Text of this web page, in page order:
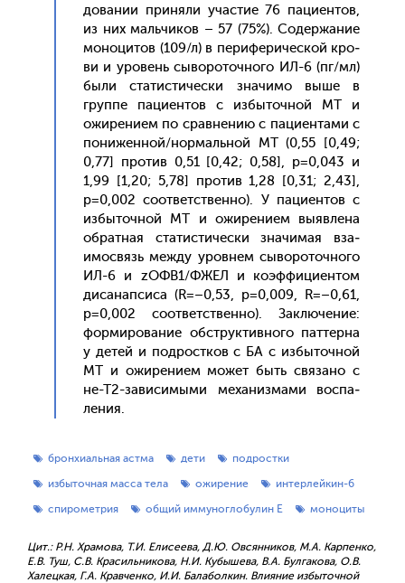
дова­нии при­няли учас­тие 76 па­ци­ен­тов,
из них маль­чи­ков – 57 (75%). Со­дер­жа­ние
мо­ноци­тов (109/л) в пе­рифе­ричес­кой кро­
ви и уро­вень сы­воро­точ­но­го ИЛ-6 (пг/мл)
бы­ли ста­тис­ти­чес­ки зна­чимо вы­ше в
груп­пе па­ци­ен­тов с из­бы­точ­ной МТ и
ожи­рени­ем по срав­не­нию с па­ци­ен­та­ми с
по­нижен­ной/нор­маль­ной МТ (0,55 [0,49;
0,77] про­тив 0,51 [0,42; 0,58], р=0,043 и
1,99 [1,20; 5,78] про­тив 1,28 [0,31; 2,43],
р=0,002 со­от­ветс­твен­но). У па­ци­ен­тов с
из­бы­точ­ной МТ и ожи­рени­ем вы­яв­ле­на
об­ратная ста­тис­ти­чес­ки зна­чимая вза­
имос­вязь меж­ду уров­нем сы­воро­точ­но­го
ИЛ-6 и zОФВ1/ФЖЕЛ и ко­эф­фи­ци­ен­том
ди­санап­си­са (R=–0,53, p=0,009, R=–0,61,
p=0,002 со­от­ветс­твен­но). Зак­лю­чение:
фор­ми­рова­ние обс­трук­тивно­го пат­терна
у де­тей и под­рос­тков с БА с из­бы­точ­ной
МТ и ожи­рени­ем мо­жет быть свя­зано с
не-Т2-за­виси­мыми ме­ханиз­ма­ми вос­па­
ления.
бронхиальная астма дети
подростки
избыточная масса тела
ожирение
интерлейкин-6
спирометрия
общий иммуноглобулин Е моноциты
Цит.: Р.Н. Храмова, Т.И. Елисеева, Д.Ю. Овсянников, М.А. Карпенко,
Е.В. Туш, С.В. Красильникова, Н.И. Кубышева, В.А. Булгакова, О.В.
Халецкая, Г.А. Кравченко, И.И. Балаболкин. Влияние избыточной